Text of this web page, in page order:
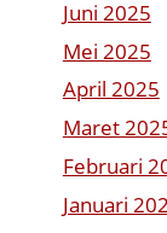
Juni 2025
Mei 2025
April 2025
Maret
Februari
Januari